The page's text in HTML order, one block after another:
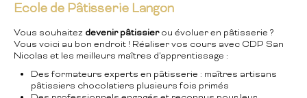
Ecole de Pâtisserie Langon
Vous souhaitez devenir pâtissierou évoluer en pâtisserie ?
Vous voici au bon endroit ! Réaliser vos cours avec CDP San
Nicolas et les meilleurs maîtres d'apprentissage :
Des formateurs experts en pâtisserie : maîtres artisans
pâtissiers chocolatiers plusieurs fois primés